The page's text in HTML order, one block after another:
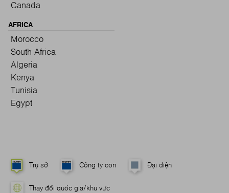
Canada
AFRICA
Morocco
South Africa
Algeria
Kenya
Tunisia
Egypt
Trụ sở Công ty con Đại diện
Thay đổi quốc gia/khu vực